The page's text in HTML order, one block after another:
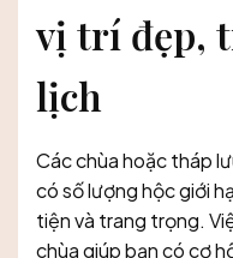
vị trí đẹp,
lịch
Các chùa hoặc tháp
có số lượng hộc giới
tiện và trang trọng.
chùa giúp bạn có cơ